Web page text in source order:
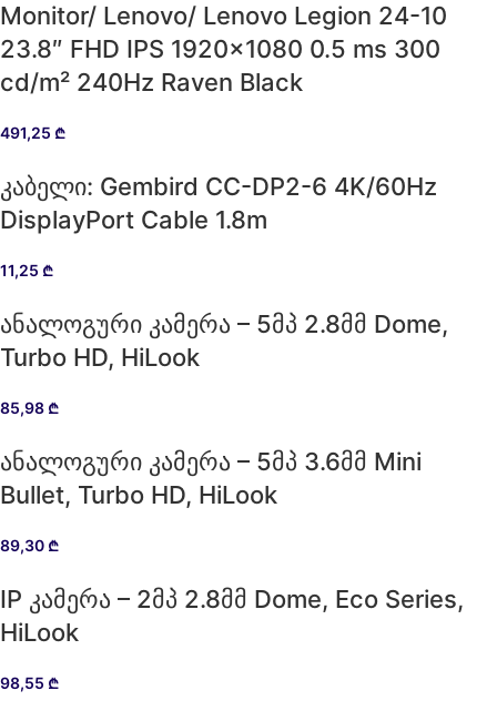
Monitor/ Lenovo/ Lenovo Legion 24-10
23.8″ FHD IPS 1920×1080 0.5 ms 300
cd/m² 240Hz Raven Black
491,25 ₾
კაბელი: Gembird CC-DP2-6 4K/60Hz
DisplayPort Cable 1.8m
11,25 ₾
ანალოგური კამერა – 5მპ 2.8მმ Dome,
Turbo HD, HiLook
85,98 ₾
ანალოგური კამერა – 5მპ 3.6მმ Mini
Bullet, Turbo HD, HiLook
89,30 ₾
IP კამერა – 2მპ 2.8მმ Dome, Eco Series,
HiLook
98,55 ₾